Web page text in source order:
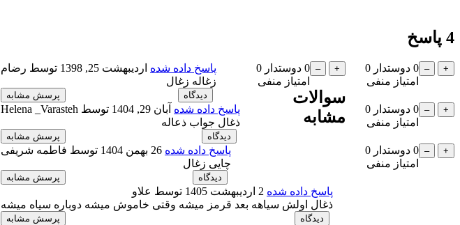
4 پاسخ
0 دوستدار 0
امتیاز منفی
پاسخ داده شده اردیبهشت 25, 1398 توسط رضام
زغاله زغال
0 دوستدار 0
امتیاز منفی
پاسخ داده شده آبان 29, 1404 توسط Helena _Varasteh
ذغال جواب ذعاله
0 دوستدار 0
امتیاز منفی
پاسخ داده شده 26 بهمن 1404 توسط فاطمه شریفی
چایی زغال
0 دوستدار 0
امتیاز منفی
پاسخ داده شده 2 اردیبهشت 1405 توسط علاو
ذغال اولش سیاهه بعد قرمز میشه وقتی خاموش میشه دوباره سیاه میشه
سوالات
مشابه